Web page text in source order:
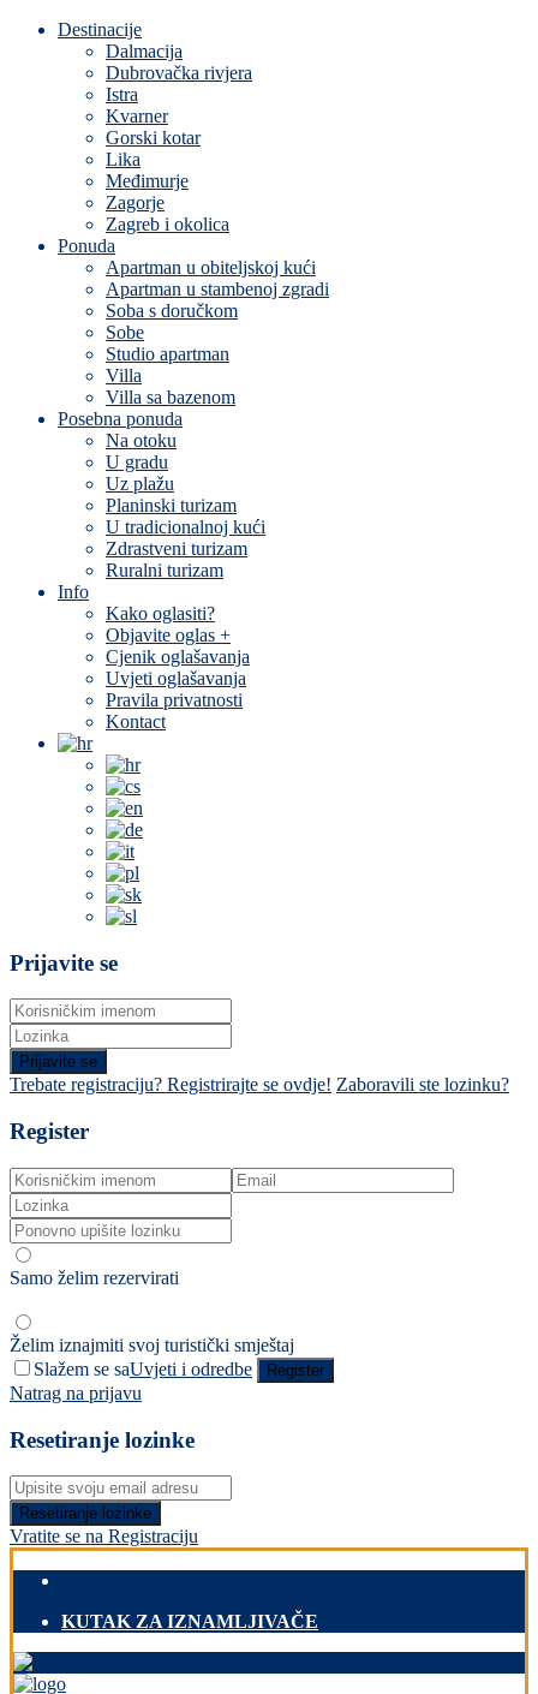
Destinacije
Dalmacija
Dubrovačka rivjera
Istra
Kvarner
Gorski kotar
Lika
Međimurje
Zagorje
Zagreb i okolica
Ponuda
Apartman u obiteljskoj kući
Apartman u stambenoj zgradi
Soba s doručkom
Sobe
Studio apartman
Villa
Villa sa bazenom
Posebna ponuda
Na otoku
U gradu
Uz plažu
Planinski turizam
U tradicionalnoj kući
Zdrastveni turizam
Ruralni turizam
Info
Kako oglasiti?
Objavite oglas +
Cjenik oglašavanja
Uvjeti oglašavanja
Pravila privatnosti
Kontact
Prijavite se
Prijavite se
Trebate registraciju? Registrirajte se ovdje! Zaboravili ste lozinku?
Register
Samo želim rezervirati
Želim iznajmiti svoj turistički smještaj
Slažem se saUvjeti i odredbe Register
Natrag na prijavu
Resetiranje lozinke
Resetiranje lozinke
Vratite se na Registraciju
KUTAK ZA IZNAMLJIVAČE